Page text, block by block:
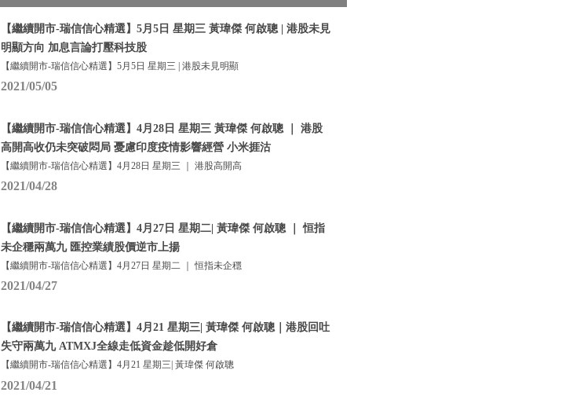
【繼續開市-瑞信信心精選】5月5日 星期三 黃瑋傑 何啟聰 | 港股未見
明顯方向 加息言論打壓科技股
【繼續開市-瑞信信心精選】5月5日 星期三 | 港股未見明顯
2021/05/05
【繼續開市-瑞信信心精選】4月28日 星期三 黃瑋傑 何啟聰 ｜ 港股
高開高收仍未突破悶局 憂慮印度疫情影響經營 小米捱沽
【繼續開市-瑞信信心精選】4月28日 星期三 ｜ 港股高開高
2021/04/28
【繼續開市-瑞信信心精選】4月27日 星期二| 黃瑋傑 何啟聰 ｜ 恒指
未企穩兩萬九 匯控業績股價逆市上揚
【繼續開市-瑞信信心精選】4月27日 星期二 ｜ 恒指未企穩
2021/04/27
【繼續開市-瑞信信心精選】4月21 星期三| 黃瑋傑 何啟聰｜港股回吐
失守兩萬九 ATMXJ全線走低資金趁低開好倉
【繼續開市-瑞信信心精選】4月21 星期三| 黃瑋傑 何啟聰
2021/04/21